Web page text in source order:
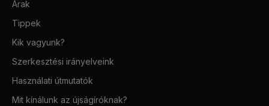
Árak
Tippek
Kik vagyunk?
Szerkesztési irányelveink
Használati útmutatók
Mit kínálunk az újságíróknak?